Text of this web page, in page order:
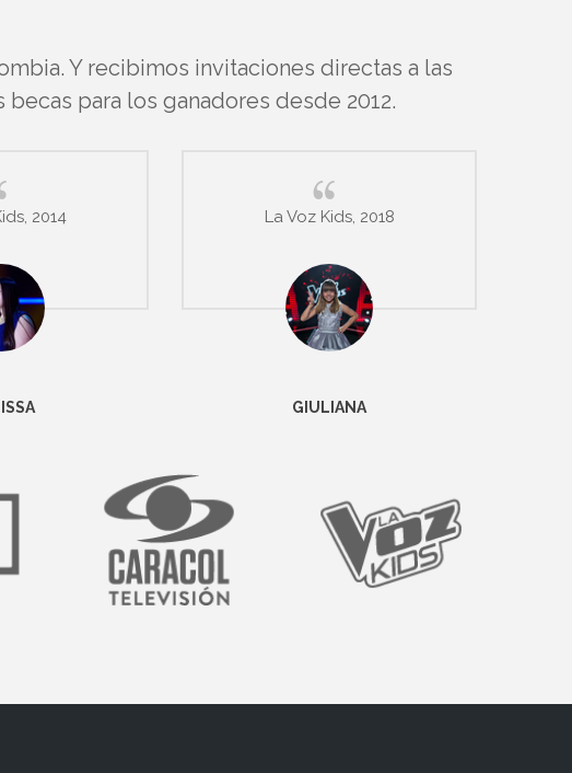
Y recibimos invitaciones directas a las
para los ganadores desde 2012.
2014 La Voz Kids, 2018
GIULIANA